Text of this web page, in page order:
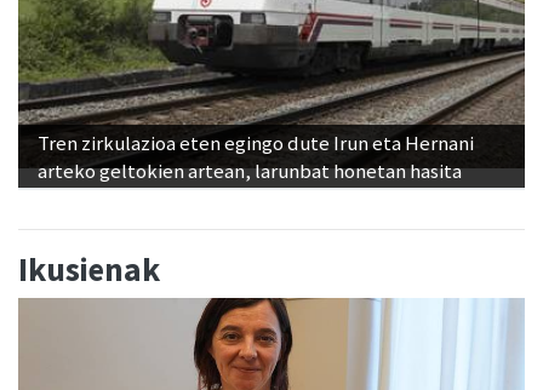
Tren zirkulazioa eten egingo dute Irun eta Hernani
arteko geltokien artean, larunbat honetan hasita
Ikusienak